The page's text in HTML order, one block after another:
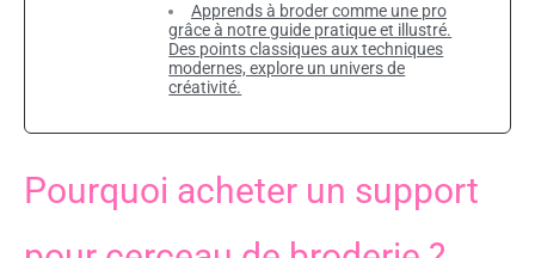
Apprends à broder comme une pro
grâce à notre guide pratique et illustré.
Des points classiques aux techniques
modernes, explore un univers de
créativité.
Pourquoi acheter un support